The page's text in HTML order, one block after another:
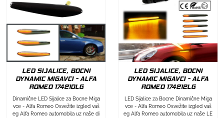
LED SIJALICE, BOCNI
DYNAMIC MIGAVCI - ALFA
ROMEO 174210LG
Dinamične LED Sijalice za Bocne Miga
vce - Alfa Romeo Osvežite izgled vaš
eg Alfa Romeo automobila uz naše di
LED SIJALICE, BOCNI
DYNAMIC MIGAVCI - ALFA
ROMEO 174212LG
LED Sijalice za Bocne Dinamične Miga
vce - Alfa Romeo Osvežite izgled vaš
eg Alfa Romeo automobila uz naše LE